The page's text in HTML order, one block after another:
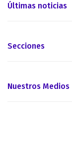
Últimas noticias
Secciones
Nuestros Medios